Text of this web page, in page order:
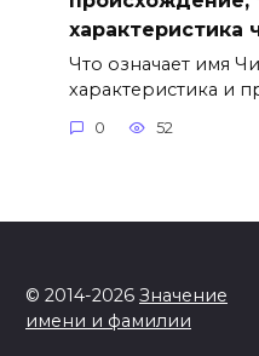
характеристика
Что означает имя
характеристика и
0 52
© 2014-2026 Значение
имени и фамилии